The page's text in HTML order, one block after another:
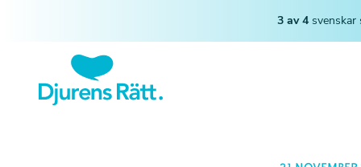
3 av 4